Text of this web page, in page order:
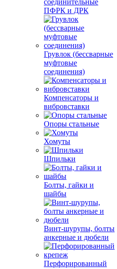
соединительные
ПФРК и ДРК
Грувлок (бессварные
муфтовые
соединения)
Компенсаторы и
вибровставки
Опоры стальные
Хомуты
Шпильки
Болты, гайки и
шайбы
Винт-шурупы, болты
анкерные и дюбели
Перфорированный